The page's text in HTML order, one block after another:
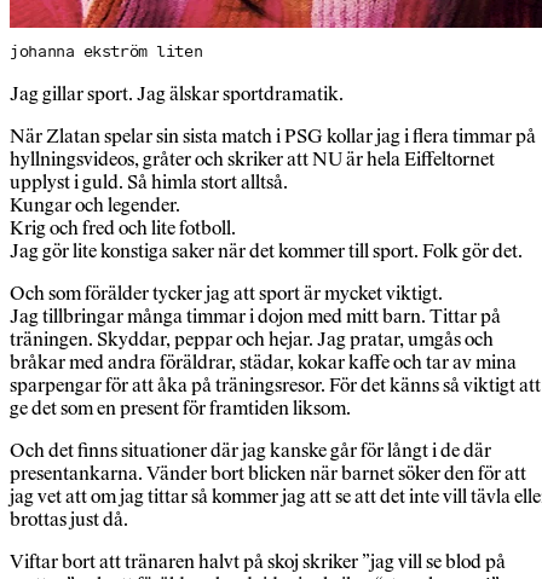
johanna ekström liten
Jag gillar sport. Jag älskar sportdramatik.
När Zlatan spelar sin sista match i PSG kollar jag i flera timmar på
hyllningsvideos, gråter och skriker att NU är hela Eiffeltornet
upplyst i guld. Så himla stort alltså.
Kungar och legender.
Krig och fred och lite fotboll.
Jag gör lite konstiga saker när det kommer till sport. Folk gör det.
Och som förälder tycker jag att sport är mycket viktigt.
Jag tillbringar många timmar i dojon med mitt barn. Tittar på
träningen. Skyddar, peppar och hejar. Jag pratar, umgås och
bråkar med andra föräldrar, städar, kokar kaffe och tar av mina
sparpengar för att åka på träningsresor. För det känns så viktigt att
ge det som en present för framtiden liksom.
Och det finns situationer där jag kanske går för långt i de där
presentankarna. Vänder bort blicken när barnet söker den för att
jag vet att om jag tittar så kommer jag att se att det inte vill tävla
brottas just då.
Viftar bort att tränaren halvt på skoj skriker ”jag vill se blod på